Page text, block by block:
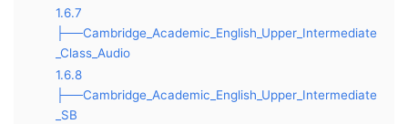
1.6.7
├──Cambridge_Academic_English_Upper_Intermediate
_Class_Audio
1.6.8
├──Cambridge_Academic_English_Upper_Intermediate
_SB